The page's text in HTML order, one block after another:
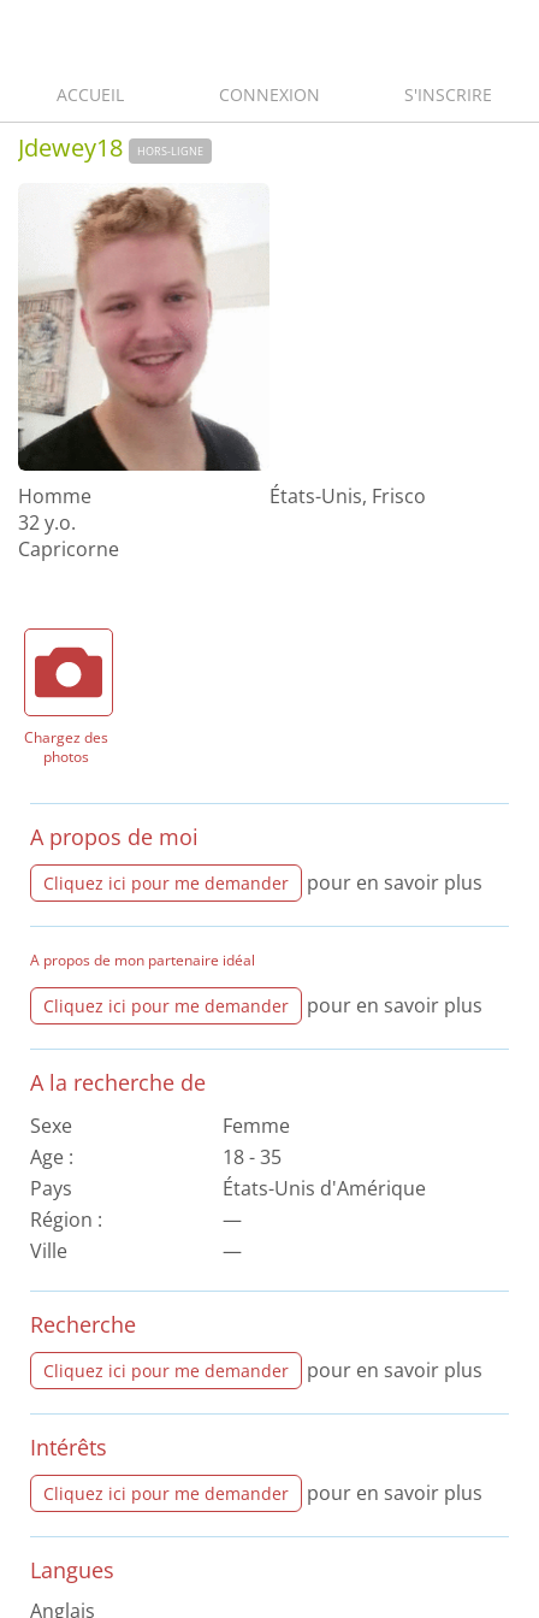
ACCUEIL CONNEXION S'INSCRIRE
Jdewey18 HORS-LIGNE
Homme
32 y.o.
Capricorne
États-Unis, Frisco
Chargez des
photos
A propos de moi
Cliquez ici pour me demander pour en savoir plus
A propos de mon partenaire idéal
Cliquez ici pour me demander pour en savoir plus
A la recherche de
Sexe
Femme
Age :
18 - 35
Pays
États-Unis d'Amérique
Région :
—
Ville
—
Recherche
Cliquez ici pour me demander pour en savoir plus
Intérêts
Cliquez ici pour me demander pour en savoir plus
Langues
Anglais